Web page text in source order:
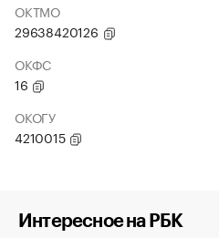
ОКТМО
29638420126
ОКФС
16
ОКОГУ
4210015
Интересное на РБК